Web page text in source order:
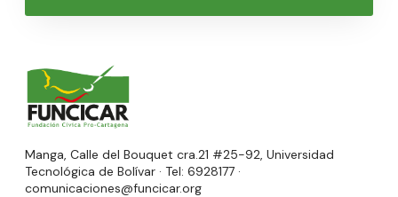
Manga, Calle del Bouquet cra.21 #25-92, Universidad
Tecnológica de Bolívar · Tel: 6928177 ·
comunicaciones@funcicar.org